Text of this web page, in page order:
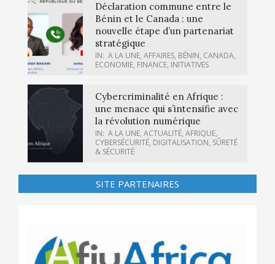
Déclaration commune entre le
Bénin et le Canada : une
nouvelle étape d’un partenariat
stratégique
IN: A LA UNE, AFFAIRES, BÉNIN, CANADA,
ECONOMIE, FINANCE, INITIATIVES
Cybercriminalité en Afrique :
une menace qui s’intensifie avec
la révolution numérique
IN: A LA UNE, ACTUALITÉ, AFRIQUE,
CYBERSÉCURITÉ, DIGITALISATION, SÛRETÉ
& SÉCURITÉ
SITE PARTENAIRES